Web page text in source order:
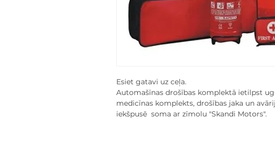
Esiet gatavi uz ceļa.
Automašīnas drošības komplektā ietilpst
medicīnas komplekts, drošības jaka un
iekšpusē soma ar zīmolu "Skandi Motors".